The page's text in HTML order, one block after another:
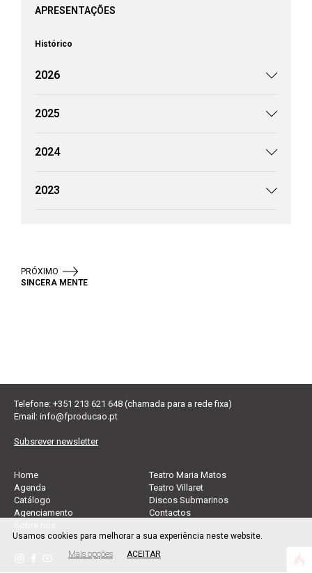
APRESENTAÇÕES
Histórico
2026
2025
2024
2023
PRÓXIMO
SINCERA MENTE
Telefone: +351 213 621 648 (chamada para a rede fixa)
Email: info@fproducao.pt
Subsrever newsletter
Home
Agenda
Catálogo
Agenciamento
Teatro Maria Matos
Teatro Villaret
Discos Submarinos
Contactos
Usamos cookies para melhorar a sua experiência neste website.
Mais opções
ACEITAR